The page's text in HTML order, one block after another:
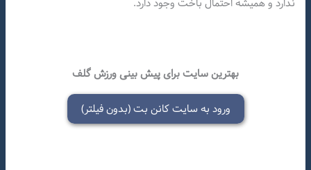
ندارد و همیشه احتمال باخت وجود دارد.
بهترین سایت برای پیش بینی ورزش گلف
ورود به سایت کانن بت (بدون فیلتر)